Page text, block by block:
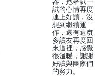
試的心情再度
連上好讀，沒
想到繼續運
作，還有這麼
多讀友再度回
來這裡，感覺
很溫暖，謝謝
好讀與團隊們
的努力。